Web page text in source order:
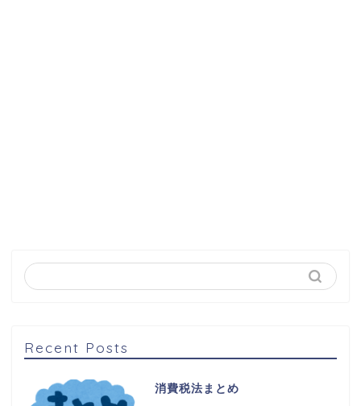
Recent Posts
消費税法まとめ